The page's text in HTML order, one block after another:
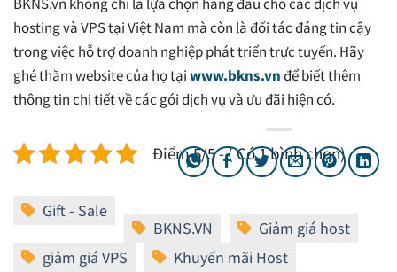
hosting và VPS tại Việt Nam mà còn là đối tác đáng tin cậy
trong việc hỗ trợ doanh nghiệp phát triển trực tuyến. Hãy
ghé thăm website của họ tạiwww.bkns.vnđể biết thêm
thông tin chi tiết về các gói dịch vụ và ưu đãi hiện có.
Điểm 5/5 - ( Có 1 bình chọn)